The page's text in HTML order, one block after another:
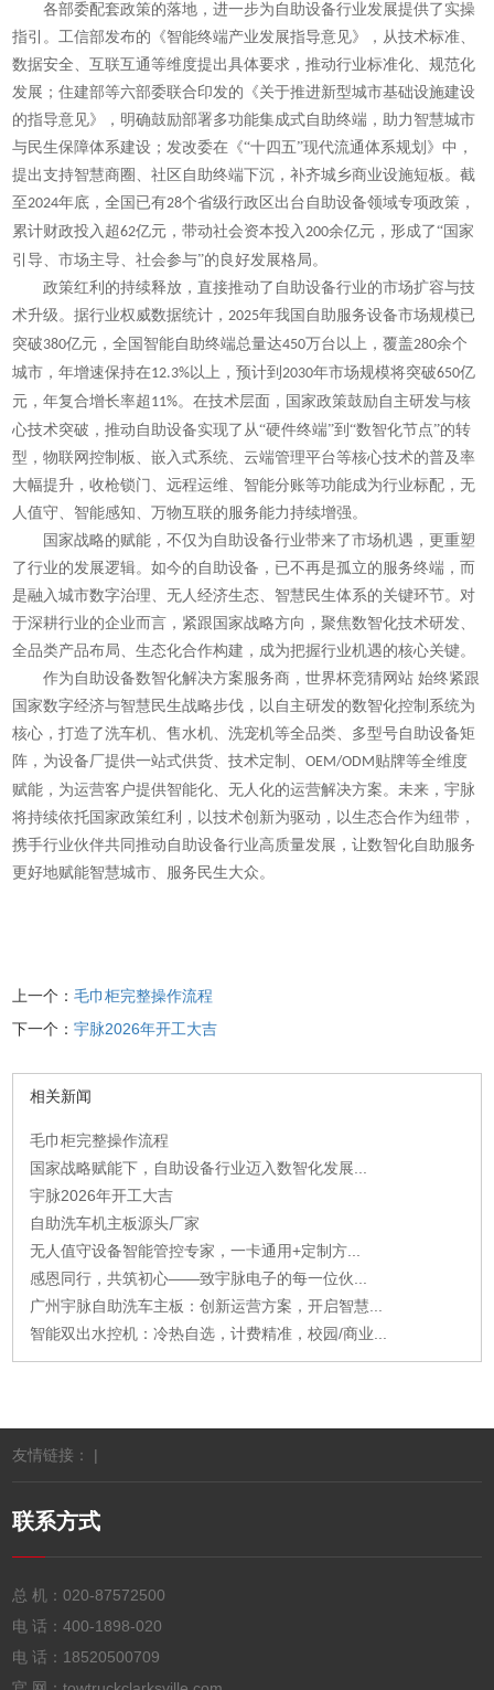
各部委配套政策的落地，进一步为自助设备行业发展提供了实操
指引。工信部发布的《智能终端产业发展指导意见》，从技术标准、
数据安全、互联互通等维度提出具体要求，推动行业标准化、规范化
发展；住建部等六部委联合印发的《关于推进新型城市基础设施建设
的指导意见》，明确鼓励部署多功能集成式自助终端，助力智慧城市
与民生保障体系建设；发改委在《“十四五”现代流通体系规划》中，
提出支持智慧商圈、社区自助终端下沉，补齐城乡商业设施短板。截
至2024年底，全国已有28个省级行政区出台自助设备领域专项政策，
累计财政投入超62亿元，带动社会资本投入200余亿元，形成了“国家
引导、市场主导、社会参与”的良好发展格局。
政策红利的持续释放，直接推动了自助设备行业的市场扩容与技
术升级。据行业权威数据统计，2025年我国自助服务设备市场规模已
突破380亿元，全国智能自助终端总量达450万台以上，覆盖280余个
城市，年增速保持在12.3%以上，预计到2030年市场规模将突破650亿
元，年复合增长率超 11%。在技术层面，国家政策鼓励自主研发与核
心技术突破，推动自助设备实现了从“硬件终端”到“数智化节点”的转
型，物联网控制板、嵌入式系统、云端管理平台等核心技术的普及率
大幅提升，收枪锁门、远程运维、智能分账等功能成为行业标配，无
人值守、智能感知、万物互联的服务能力持续增强。
国家战略的赋能，不仅为自助设备行业带来了市场机遇，更重塑
了行业的发展逻辑。如今的自助设备，已不再是孤立的服务终端，而
是融入城市数字治理、无人经济生态、智慧民生体系的关键环节。对
于深耕行业的企业而言，紧跟国家战略方向，聚焦数智化技术研发、
全品类产品布局、生态化合作构建，成为把握行业机遇的核心关键。
作为自助设备数智化解决方案服务商，世界杯竞猜网站 始终紧跟
国家数字经济与智慧民生战略步伐，以自主研发的数智化控制系统为
核心，打造了洗车机、售水机、洗宠机等全品类、多型号自助设备矩
阵，为设备厂提供一站式供货、技术定制、OEM/ODM贴牌等全维度
赋能，为运营客户提供智能化、无人化的运营解决方案。未来，宇脉
将持续依托国家政策红利，以技术创新为驱动，以生态合作为纽带，
携手行业伙伴共同推动自助设备行业高质量发展，让数智化自助服务
更好地赋能智慧城市、服务民生大众。
上一个：毛巾柜完整操作流程
下一个：宇脉2026年开工大吉
相关新闻
毛巾柜完整操作流程
国家战略赋能下，自助设备行业迈入数智化发展...
宇脉2026年开工大吉
自助洗车机主板源头厂家
无人值守设备智能管控专家，一卡通用+定制方...
感恩同行，共筑初心——致宇脉电子的每一位伙...
广州宇脉自助洗车主板：创新运营方案，开启智慧...
智能双出水控机：冷热自选，计费精准，校园/商业...
友情链接： |
联系方式
总 机：020-87572500
电 话：400-1898-020
电 话： 18520500709